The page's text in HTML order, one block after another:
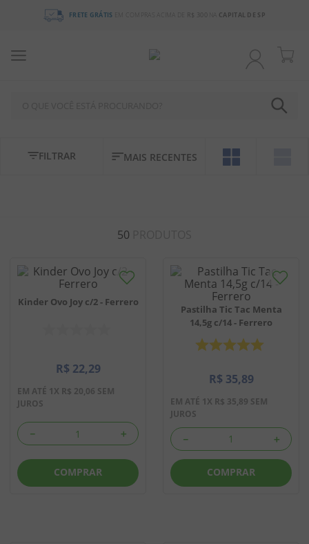
FRETE GRÁTIS R$ 300 CAPITAL DE SP
MAIS RECENTES
FILTRAR
50
Kinder Ovo Joy c/2 - Ferrero
R$ 22,29
EM ATÉ 1X R$ 20,06 SEM
JUROS
＋
－
COMPRAR
Pastilha Tic Tac Menta
14,5g c/14 - Ferrero
R$ 35,89
EM ATÉ 1X R$ 35,89 SEM
JUROS
＋
－
COMPRAR
1º
chocolate
salgadinho
chiclete
biscoito
doce leite